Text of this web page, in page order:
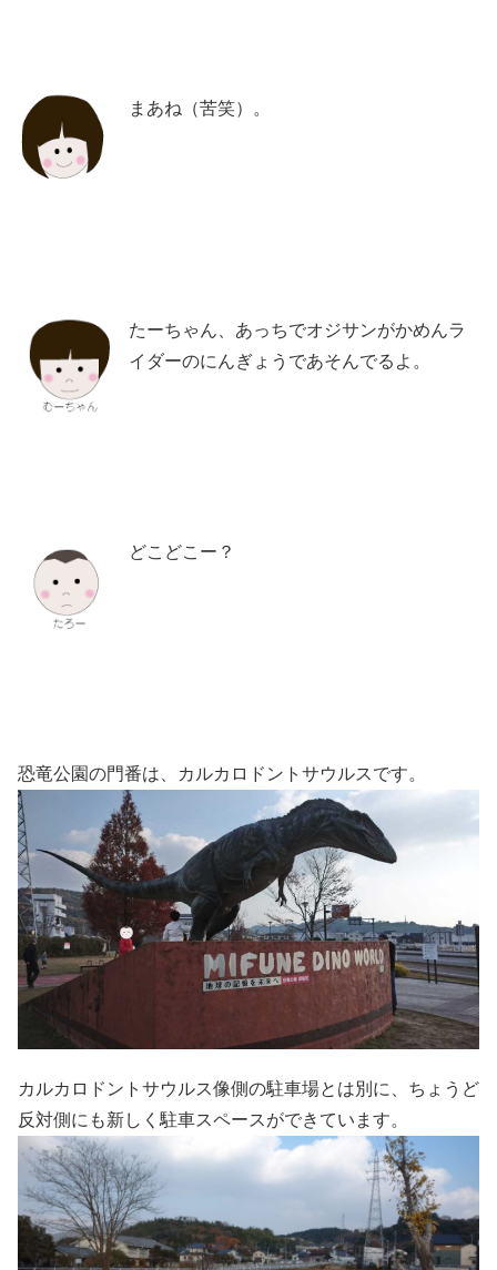
まあね（苦笑）。
たーちゃん、あっちでオジサンがかめんラ
イダーのにんぎょうであそんでるよ。
どこどこー？
恐竜公園の門番は、カルカロドントサウルスです。
カルカロドントサウルス像側の駐車場とは別に、ちょうど
反対側にも新しく駐車スペースができています。